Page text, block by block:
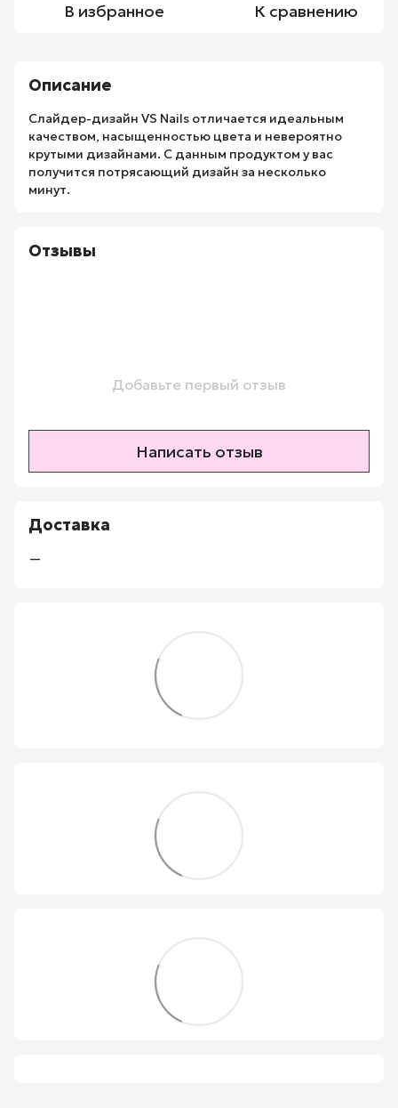
В избранное К сравнению
Описание
Слайдер-дизайн VS Nails отличается идеальным
качеством, насыщенностью цвета и невероятно
крутыми дизайнами. С данным продуктом у вас
получится потрясающий дизайн за несколько
минут.
Отзывы
Добавьте первый отзыв
Написать отзыв
Доставка